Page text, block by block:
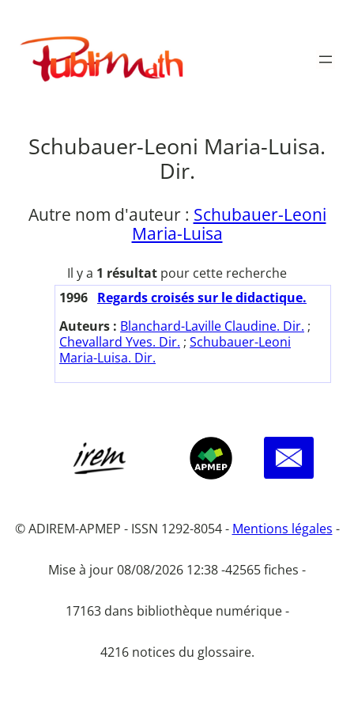
contenu
Publimath
Schubauer-Leoni Maria-Luisa.
Dir.
Autre nom d'auteur : Schubauer-Leoni
Maria-Luisa
Il y a 1 résultat pour cette recherche
1996 Regards croisés sur le didactique.
Auteurs : Blanchard-Laville Claudine. Dir. ;
Chevallard Yves. Dir. ; Schubauer-Leoni
Maria-Luisa. Dir.
© ADIREM-APMEP - ISSN 1292-8054 - Mentions légales -
Mise à jour 08/08/2026 12:38 -42565 fiches -
17163 dans bibliothèque numérique -
4216 notices du glossaire.